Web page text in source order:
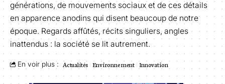
générations, de mouvements sociaux et de ces détails
en apparence anodins qui disent beaucoup de notre
époque. Regards affûtés, récits singuliers, angles
inattendus : la société se lit autrement.
En voir plus : Actualités Environnement Innovation